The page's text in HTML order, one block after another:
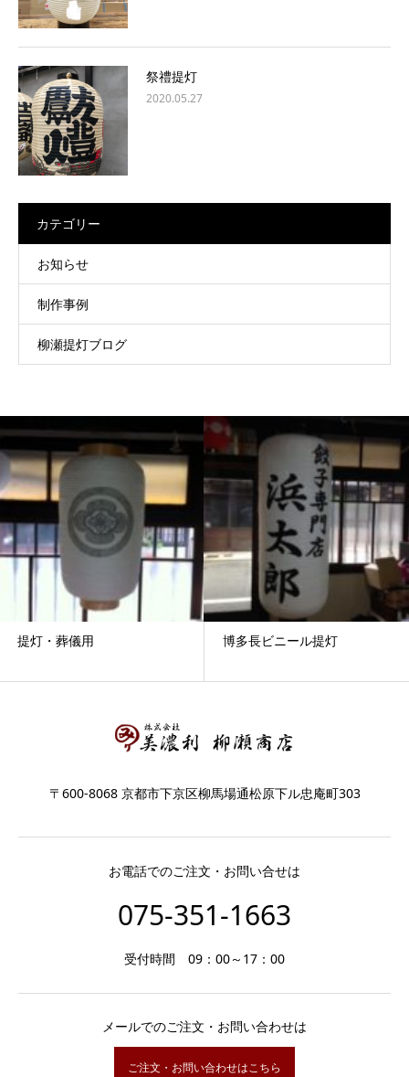
祭禮提灯
2020.05.27
カテゴリー
お知らせ
制作事例
柳瀬提灯ブログ
提灯・葬儀用 博多長ビニール提灯
〒600-8068 京都市下京区柳馬場通松原下ル忠庵町303
お電話でのご注文・お問い合せは
075-351-1663
受付時間 09：00～17：00
メールでのご注文・お問い合わせは
ご注文・お問い合わせはこちら